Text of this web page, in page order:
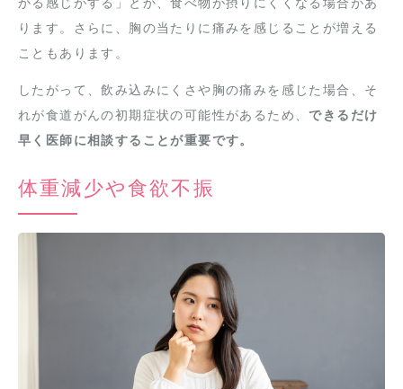
ります。さらに、胸の当たりに痛みを感じることが増える
こともあります。
したがって、飲み込みにくさや胸の痛みを感じた場合、そ
れが食道がんの初期症状の可能性があるため、できるだけ
早く医師に相談することが重要です。
体重減少や食欲不振